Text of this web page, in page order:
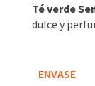
Té verde
dulce y
ENVASE